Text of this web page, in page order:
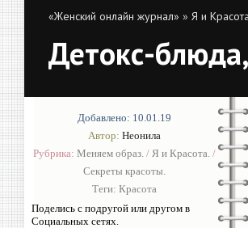
«Женский онлайн журнал» » Я и
Детокс-
Добавлено: 10.01.19
Автор: Неонила
Рубрика: Меняем образ. / Я и Красота. /
Секреты красоты.
Теги: Красота
Поделись с подругой или другом в
Социальных сетях.